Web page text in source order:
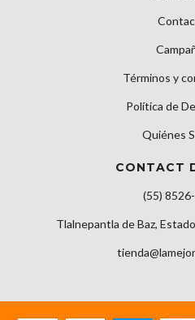
Términos y
Política de
Quiénes
CONTACT
(55)
Tlalnepantla de Baz,